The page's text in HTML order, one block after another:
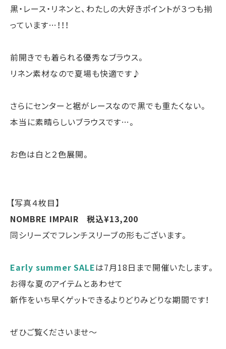
黒・レース・リネンと、わたしの大好きポイントが３つも揃
っています…！！！
前開きでも着られる優秀なブラウス。
リネン素材なので夏場も快適です♪
さらにセンターと裾がレースなので黒でも重たくない。
本当に素晴らしいブラウスです…。
お色は白と２色展開。
【写真４枚目】
NOMBRE IMPAIR 税込¥13,200
同シリーズでフレンチスリーブの形もございます。
Early summer SALEは7月18日まで開催いたします。
お得な夏のアイテムとあわせて
新作をいち早くゲットできるよりどりみどりな期間です！
ぜひご覧くださいませ～